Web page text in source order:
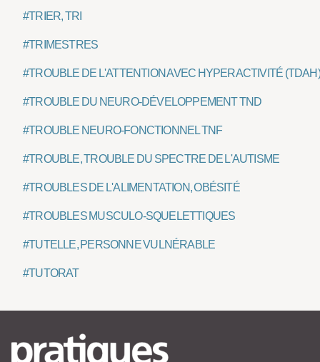
#TRIER, TRI
#TRIMESTRES
#TROUBLE DE L'ATTENTION AVEC HYPERACTIVITÉ (TDAH)
#TROUBLE DU NEURO-DÉVELOPPEMENT TND
#TROUBLE NEURO-FONCTIONNEL TNF
#TROUBLE, TROUBLE DU SPECTRE DE L'AUTISME
#TROUBLES DE L'ALIMENTATION, OBÉSITÉ
#TROUBLES MUSCULO-SQUELETTIQUES
#TUTELLE, PERSONNE VULNÉRABLE
#TUTORAT